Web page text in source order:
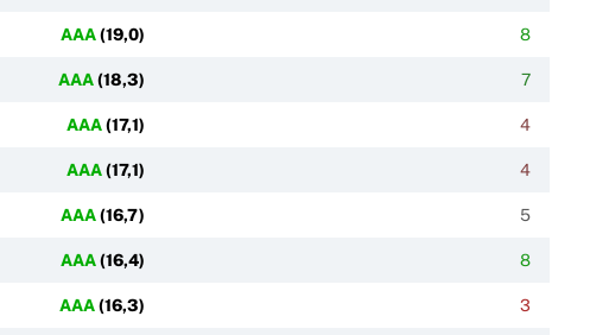
AAA(19,0) 8
AAA(18,3) 7
AAA(17,1) 4
AAA(17,1) 4
AAA(16,7) 5
AAA(16,4) 8
AAA(16,3) 3